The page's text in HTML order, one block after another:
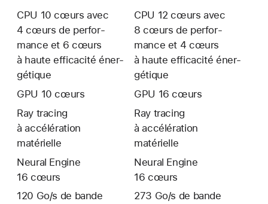
CPU 10 cœurs avec
4 cœurs de perfor­
mance et 6 cœurs
à haute effica­cité éner­
gétique
GPU 10 cœurs
Ray tracing
à accélération
matérielle
Neural Engine
16 cœurs
120 Go/s de bande
CPU 12 cœurs avec
8 cœurs de perfor­
mance et 4 cœurs
à haute effica­cité éner­
gétique
GPU 16 cœurs
Ray tracing
à accélération
matérielle
Neural Engine
16 cœurs
273 Go/s de bande